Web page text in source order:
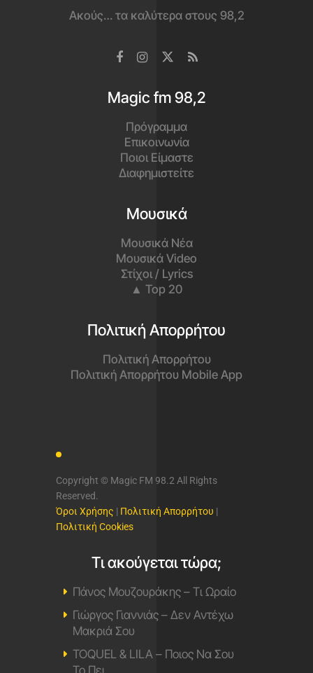
Ακούς… τα καλύτερα στους 98,2
Magic fm 98,2
Πρόγραμμα
Επικοινωνία
Ποιοι Είμαστε
Διαφημιστείτε
Μουσικά
Μουσικά Νέα
Μουσικά Video
Στίχοι / Lyrics
▲ Top 20
Πολιτική Απορρήτου
Πολιτική Απορρήτου
Πολιτική Απορρήτου Mobile App
Copyright © Magic FM 98.2 All Rights
Reserved.
Όροι Χρήσης | Πολιτική Απορρήτου |
Πολιτική Cookies
Τι ακούγεται τώρα;
Πάνος Μουζουράκης – Τι Ωραίο
Γιώργος Γιαννιάς – Δεν Αντέχω
Μακριά Σου
TOQUEL & LILA – Ποιος Να Σου
Το Πει